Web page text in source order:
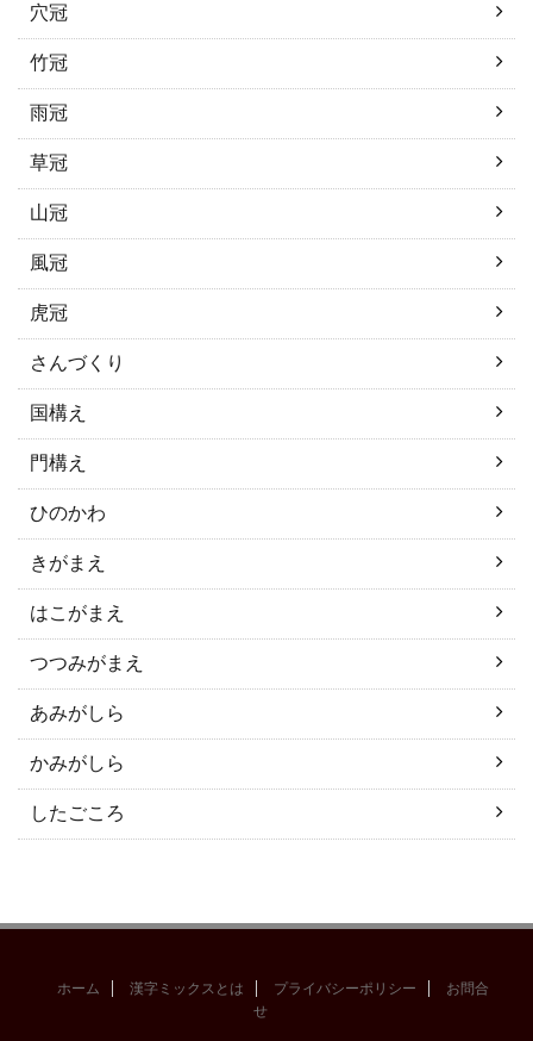
穴冠
竹冠
雨冠
草冠
山冠
風冠
虎冠
さんづくり
国構え
門構え
ひのかわ
きがまえ
はこがまえ
つつみがまえ
あみがしら
かみがしら
したごころ
ホーム 漢字ミックスとは プライバシーポリシー
お問合
せ